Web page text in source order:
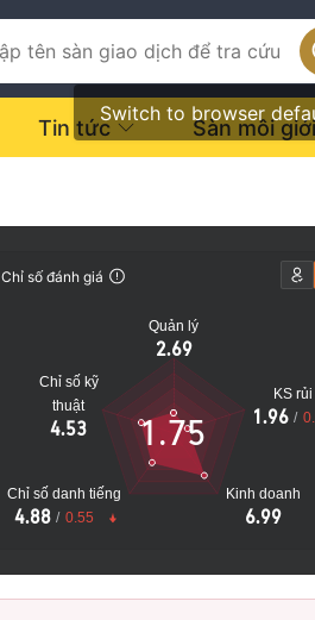
Switch to browser
Tin tức Sàn môi giới
Chỉ số đánh giá
Quản lý
2.69
Chỉ số kỹ
thuật
4.53
Chỉ số danh tiếng
4.88 / 0.55
Kinh doanh
6.99
KS
1.96 /
1.75
Điểm đánh giá